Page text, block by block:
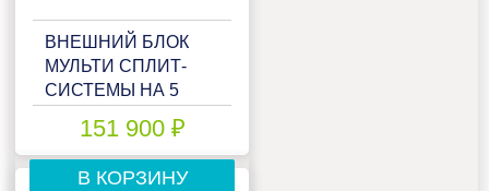
ВНЕШНИЙ БЛОК
МУЛЬТИ СПЛИТ-
СИСТЕМЫ НА 5
MULTI MATCH LAC-
42AIM-OUT
151 900 ₽
В КОРЗИНУ